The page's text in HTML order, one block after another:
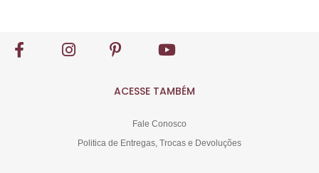
ACESSE TAMBÉM
Fale Conosco
Politica de Entregas, Trocas e Devoluções